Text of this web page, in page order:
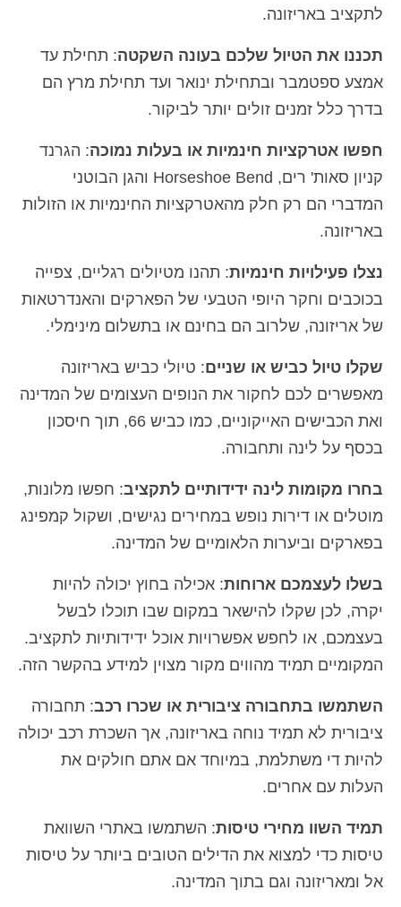
לתקציב באריזונה.
תכננו את הטיול שלכם בעונה השקטה: תחילת עד
אמצע ספטמבר ובתחילת ינואר ועד תחילת מרץ הם
בדרך כלל זמנים זולים יותר לביקור.
חפשו אטרקציות חינמיות או בעלות נמוכה: הגרנד
קניון סאות' רים, Horseshoe Bend והגן הבוטני
המדברי הם רק חלק מהאטרקציות החינמיות או הזולות
באריזונה.
נצלו פעילויות חינמיות: תהנו מטיולים רגליים, צפייה
בכוכבים וחקר היופי הטבעי של הפארקים והאנדרטאות
של אריזונה, שלרוב הם בחינם או בתשלום מינימלי.
שקלו טיול כביש או שניים: טיולי כביש באריזונה
מאפשרים לכם לחקור את הנופים העצומים של המדינה
ואת הכבישים האייקוניים, כמו כביש 66, תוך חיסכון
בכסף על לינה ותחבורה.
בחרו מקומות לינה ידידותיים לתקציב: חפשו מלונות,
מוטלים או דירות נופש במחירים נגישים, ושקול קמפינג
בפארקים וביערות הלאומיים של המדינה.
בשלו לעצמכם ארוחות: אכילה בחוץ יכולה להיות
יקרה, לכן שקלו להישאר במקום שבו תוכלו לבשל
בעצמכם, או לחפש אפשרויות אוכל ידידותיות לתקציב.
המקומיים תמיד מהווים מקור מצוין למידע בהקשר הזה.
השתמשו בתחבורה ציבורית או שכרו רכב: תחבורה
ציבורית לא תמיד נוחה באריזונה, אך השכרת רכב יכולה
להיות די משתלמת, במיוחד אם אתם חולקים את
העלות עם אחרים.
תמיד השוו מחירי טיסות: השתמשו באתרי השוואת
טיסות כדי למצוא את הדילים הטובים ביותר על טיסות
אל ומאריזונה וגם בתוך המדינה.